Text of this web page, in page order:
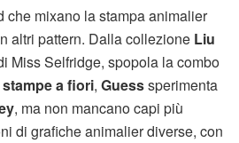
che mixano la stampa animalier
altri pattern. Dalla collezione Liu
Miss Selfridge, spopola la combo
stampe a fiori, Guesssperimenta
, ma non mancano capi più
di grafiche animalier diverse, con